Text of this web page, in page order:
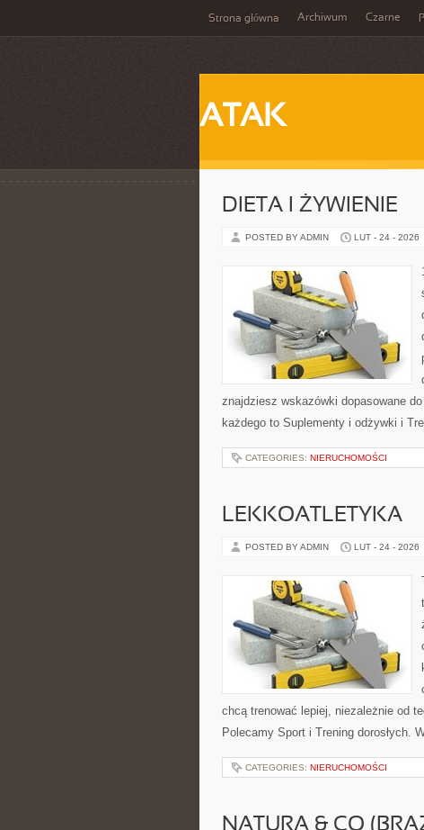
Strona główna Archiwum Czarne
ATAK
DIETA I ŻYWIENIE
POSTED BY ADMIN LUT - 24 - 2026
znajdziesz wskazówki dopasowane
każdego to Suplementy i odżywki i
CATEGORIES: NIERUCHOMOŚCI
LEKKOATLETYKA
POSTED BY ADMIN LUT - 24 - 2026
chcą trenować lepiej, niezależnie od
Polecamy Sport i Trening dorosłych.
CATEGORIES: NIERUCHOMOŚCI
NATURA & CO